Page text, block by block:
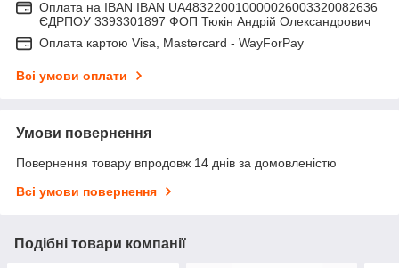
Оплата на IBAN IBAN UA483220010000026003320082636
ЄДРПОУ 3393301897 ФОП Тюкін Андрій Олександрович
Оплата картою Visa, Mastercard - WayForPay
Всі умови оплати
Умови повернення
Повернення товару впродовж 14 днів за домовленістю
Всі умови повернення
Подібні товари компанії